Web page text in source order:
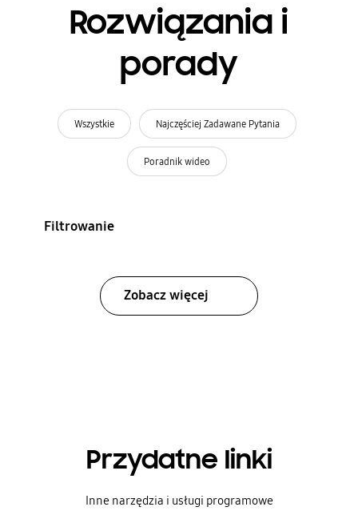
Rozwiązania i
porady
Wszystkie Najczęściej Zadawane Pytania
Poradnik wideo
Filtrowanie
Zobacz więcej
Przydatne linki
Inne narzędzia i usługi programowe